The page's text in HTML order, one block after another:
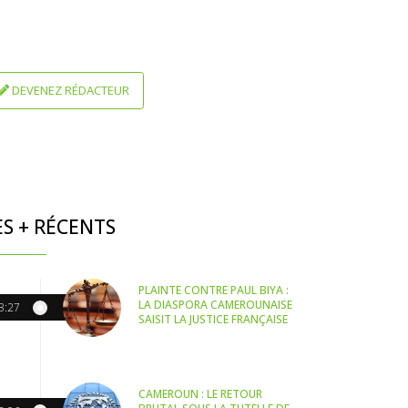
DEVENEZ RÉDACTEUR
+ RÉCENTS
PLAINTE CONTRE PAUL BIYA :
LA DIASPORA CAMEROUNAISE
SAISIT LA JUSTICE FRANÇAISE
CAMEROUN : LE RETOUR